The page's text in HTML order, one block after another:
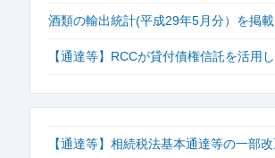
酒類の輸出統計(平成29年5月分）を掲
【通達等】RCCが貸付債権信託を活用
【通達等】相続税法基本通達等の一部